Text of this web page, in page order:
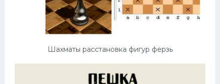
Шахматы расстановка фигур ферзь